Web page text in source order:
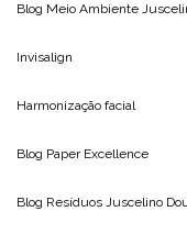
Blog Meio Ambiente
Invisalign
Harmonização facial
Blog Paper Excellence
Blog Resíduos Juscelino